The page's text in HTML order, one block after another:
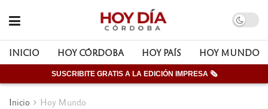
INICIO HOY CÓRDOBA HOY PAÍS HOY MUNDO
SUSCRIBITE GRATIS A LA EDICIÓN IMPRESA 🗞
Inicio Hoy Mundo